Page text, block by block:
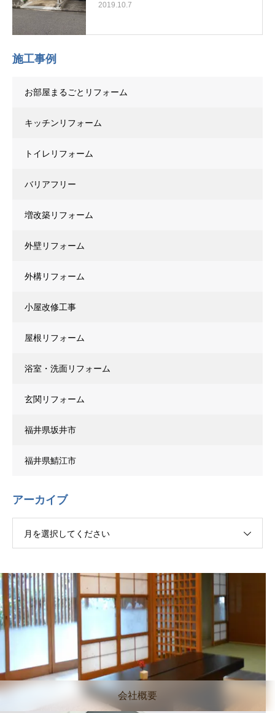
2019.10.7
施工事例
お部屋まるごとリフォーム
キッチンリフォーム
トイレリフォーム
バリアフリー
増改築リフォーム
外壁リフォーム
外構リフォーム
小屋改修工事
屋根リフォーム
浴室・洗面リフォーム
玄関リフォーム
福井県坂井市
福井県鯖江市
アーカイブ
月を選択してください
会社概要